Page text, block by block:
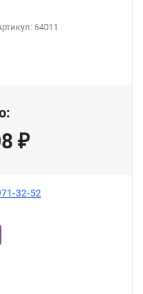
64011
₽
32-52